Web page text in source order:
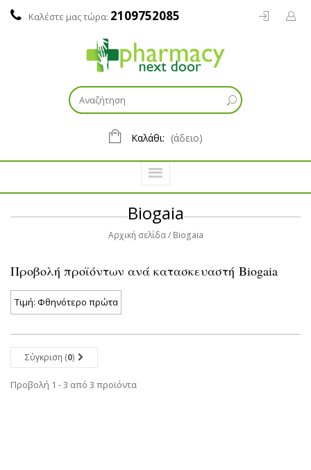
Καλέστε μας τώρα: 2109752085
Καλάθι: (άδειο)
Biogaia
Αρχική σελίδα Biogaia
Προβολή προϊόντων ανά κατασκευαστή Biogaia
Σύγκριση (0)
Προβολή 1 - 3 από 3 προϊόντα